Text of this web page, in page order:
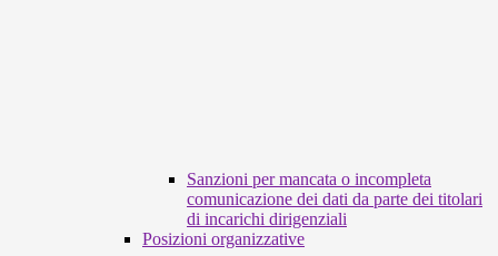
Sanzioni per mancata o incompleta
comunicazione dei dati da parte dei titolari
di incarichi dirigenziali
Posizioni organizzative